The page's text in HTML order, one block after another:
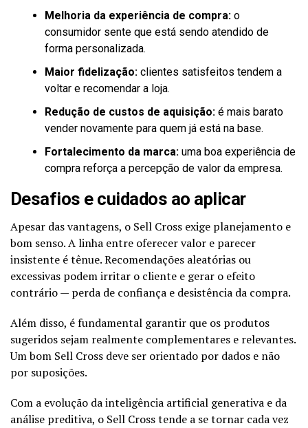
Melhoria da experiência de compra: o
consumidor sente que está sendo atendido de
forma personalizada.
Maior fidelização: clientes satisfeitos tendem a
voltar e recomendar a loja.
Redução de custos de aquisição: é mais barato
vender novamente para quem já está na base.
Fortalecimento da marca: uma boa experiência de
compra reforça a percepção de valor da empresa.
Desafios e cuidados ao aplicar
Apesar das vantagens, o Sell Cross exige planejamento e
bom senso. A linha entre oferecer valor e parecer
insistente é tênue. Recomendações aleatórias ou
excessivas podem irritar o cliente e gerar o efeito
contrário — perda de confiança e desistência da compra.
Além disso, é fundamental garantir que os produtos
sugeridos sejam realmente complementares e relevantes.
Um bom Sell Cross deve ser orientado por dados e não
por suposições.
Com a evolução da inteligência artificial generativa e da
análise preditiva, o Sell Cross tende a se tornar cada vez